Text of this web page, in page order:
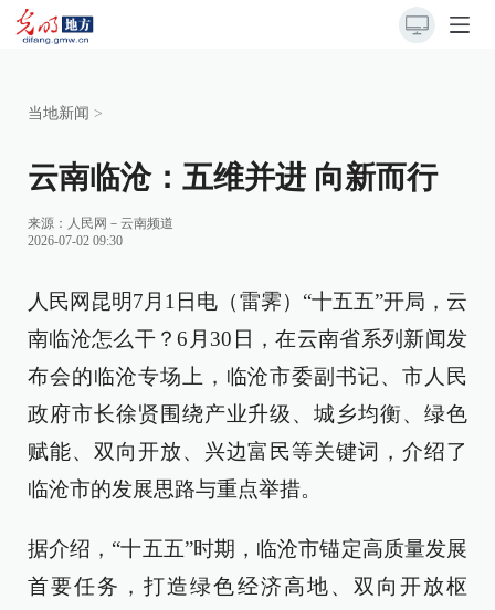
当地新闻 >
云南临沧：五维并进 向新而行
来源： 人民网－云南频道
2026-07-02 09:30
人民网昆明7月1日电（雷霁）“十五五”开局，云
南临沧怎么干？6月30日，在云南省系列新闻发
布会的临沧专场上，临沧市委副书记、市人民
政府市长徐贤围绕产业升级、城乡均衡、绿色
赋能、双向开放、兴边富民等关键词，介绍了
临沧市的发展思路与重点举措。
据介绍，“十五五”时期，临沧市锚定高质量发展
首要任务，打造绿色经济高地、双向开放枢